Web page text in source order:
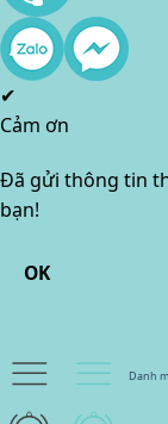
✔
Cảm ơn
Đã gửi thông tin
bạn!
OK
Danh